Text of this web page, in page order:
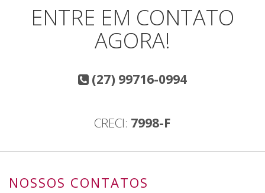
ENTRE EM CONTATO
AGORA!
(27) 99716-0994
CRECI: 7998-F
NOSSOS CONTATOS